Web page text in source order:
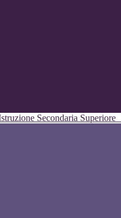
Secondaria Superiore